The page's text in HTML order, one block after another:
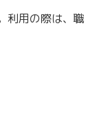
利用の際は、職